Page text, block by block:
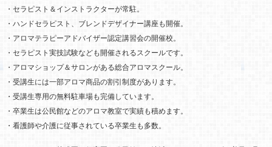
・セラピスト＆インストラクターが常駐。
・ハンドセラピスト、ブレンドデザイナー講座も開催。
・アロマテラピーアドバイザー認定講習会の開催校。
・セラピスト実技試験なども開催されるスクールです。
・アロマショップ＆サロンがある総合アロマスクール。
・受講生には一部アロマ商品の割引制度があります。
・受講生専用の無料駐車場も完備しています。
・卒業生は公民館などのアロマ教室で実績も積めます。
・看護師や介護に従事されている卒業生も多数。